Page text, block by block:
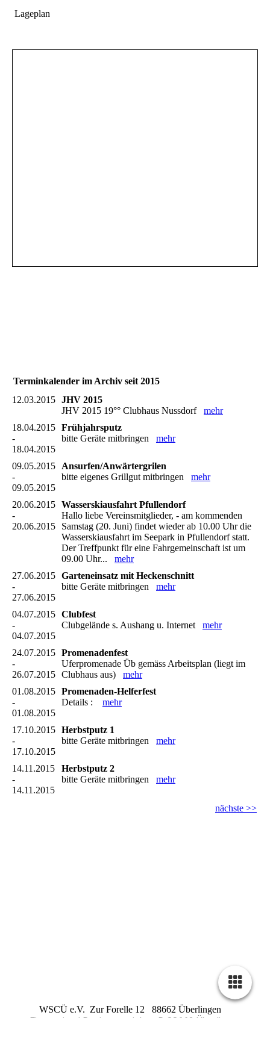
Lageplan
Terminkalender im Archiv seit 2015
12.03.2015 JHV 2015
JHV 2015 19°° Clubhaus Nussdorf mehr
18.04.2015
-
18.04.2015
Frühjahrsputz
bitte Geräte mitbringen mehr
09.05.2015
-
09.05.2015
Ansurfen/Anwärtergrilen
bitte eigenes Grillgut mitbringen mehr
20.06.2015
-
20.06.2015
Wasserskiausfahrt Pfullendorf
Hallo liebe Vereinsmitglieder, - am kommenden
Samstag (20. Juni) findet wieder ab 10.00 Uhr die
Wasserskiausfahrt im Seepark in Pfullendorf statt.
Der Treffpunkt für eine Fahrgemeinschaft ist um
09.00 Uhr... mehr
27.06.2015
-
27.06.2015
Garteneinsatz mit Heckenschnitt
bitte Geräte mitbringen mehr
04.07.2015
-
04.07.2015
Clubfest
Clubgelände s. Aushang u. Internet mehr
24.07.2015
-
26.07.2015
Promenadenfest
Uferpromenade Üb gemäss Arbeitsplan (liegt im
Clubhaus aus) mehr
01.08.2015
-
01.08.2015
Promenaden-Helferfest
Details : mehr
17.10.2015
-
17.10.2015
Herbstputz 1
bitte Geräte mitbringen mehr
14.11.2015
-
14.11.2015
Herbstputz 2
bitte Geräte mitbringen mehr
nächste >>
WSCÜ e.V. Zur Forelle 12 88662 Überlingen
Firmensitz / Registergericht : D 88662 Überlingen